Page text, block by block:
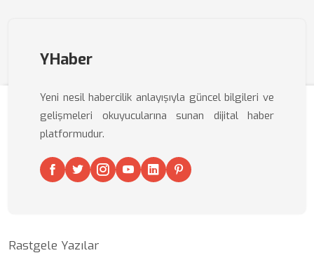
YHaber
Yeni nesil habercilik anlayışıyla güncel bilgileri ve
gelişmeleri okuyucularına sunan dijital haber
platformudur.
Rastgele Yazılar